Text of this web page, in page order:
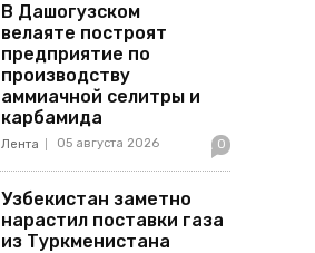
В Дашогузском
велаяте построят
предприятие по
производству
аммиачной селитры и
карбамида
Лента 05 августа 2026 0
Узбекистан заметно
нарастил поставки газа
из Туркменистана